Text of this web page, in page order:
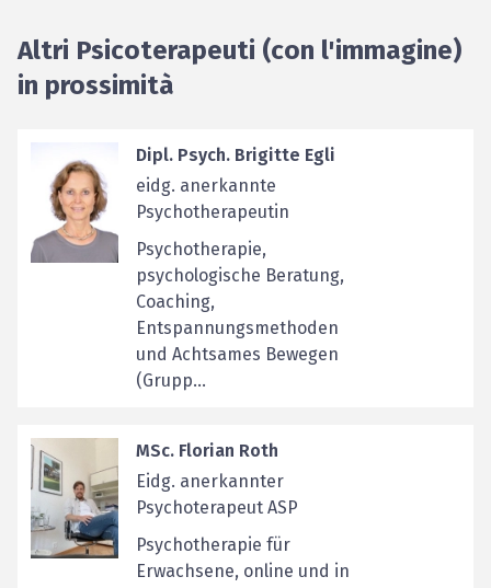
Altri Psicoterapeuti (con l'immagine)
in prossimità
Dipl. Psych. Brigitte Egli
eidg. anerkannte
Psychotherapeutin
Psychotherapie,
psychologische Beratung,
Coaching,
Entspannungsmethoden
und Achtsames Bewegen
(Grupp...
MSc. Florian Roth
Eidg. anerkannter
Psychoterapeut ASP
Psychotherapie für
Erwachsene, online und in